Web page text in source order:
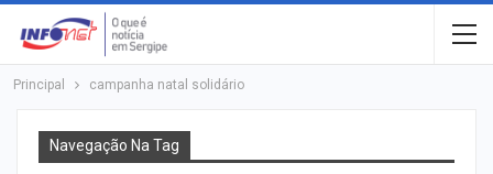
Principal campanha natal solidário
Navegação Na Tag